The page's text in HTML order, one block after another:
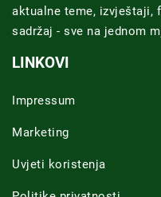
aktualne teme,
sadržaj - sve na jednom
LINKOVI
Impressum
Marketing
Uvjeti koristenja